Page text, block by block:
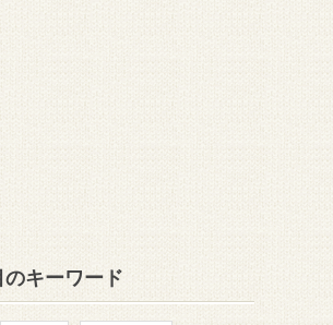
のキーワード